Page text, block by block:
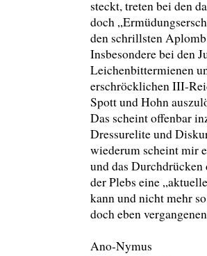
steckt, treten bei den
doch
den schrillsten
Insbesondere bei den
Leichenbittermienen
erschröcklichen III-
Spott und Hohn
Das scheint offenbar
Dressurelite und
wiederum scheint mir
und das Durchdrücken
der Plebs eine
kann und nicht mehr
doch eben
Ano-Nymus